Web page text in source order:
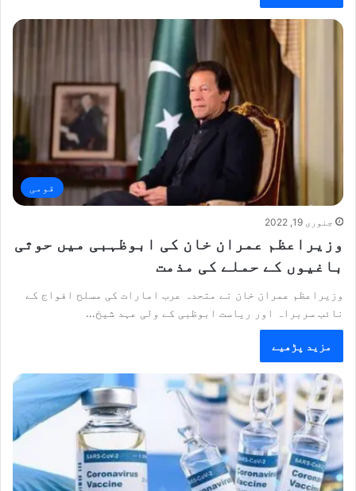
قومی
جنوری 19, 2022
وزیراعظم عمران خان کی ابوظہبی میں حوثی
باغیوں کے حملے کی مذمت
وزیراعظم عمران خان نے متحدہ عرب امارات کی مسلح افواج کے
نائب سربراہ اور ریاست ابوظبی کے ولی عہد شیخ…
مزید پڑھیے